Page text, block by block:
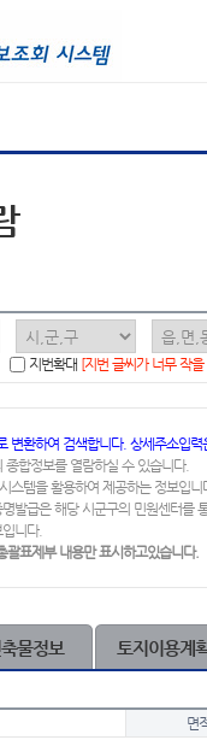
지번확대 [지번 글씨가 너무 작
변환하여 검색합니다. 상세주소입
합정보를 열람하실 수 있습니다.
스템을 활용하여 제공하는 정보입니
발급은 해당 시군구의 민원센터를
니다.
괄표제부 내용만 표시하고있습니다.
물정보 토지이용계
면